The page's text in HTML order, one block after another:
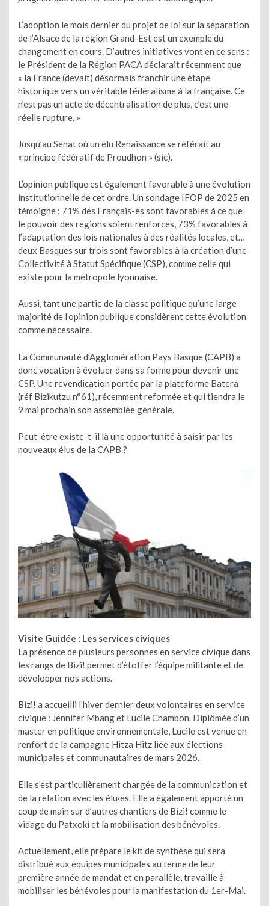
L’adoption le mois dernier du projet de loi sur la séparation
de l’Alsace de la région Grand-Est est un exemple du
changement en cours. D’autres initiatives vont en ce sens :
le Président de la Région PACA déclarait récemment que
« la France (devait) désormais franchir une étape
historique vers un véritable fédéralisme à la française. Ce
n’est pas un acte de décentralisation de plus, c’est une
réelle rupture. »
Jusqu’au Sénat où un élu Renaissance se référait au
« principe fédératif de Proudhon » (sic).
L’opinion publique est également favorable à une évolution
institutionnelle de cet ordre. Un sondage IFOP de 2025 en
témoigne : 71% des Français-es sont favorables à ce que
le pouvoir des régions soient renforcés, 73% favorables à
l’adaptation des lois nationales à des réalités locales, et…
deux Basques sur trois sont favorables à la création d’une
Collectivité à Statut Spécifique (CSP), comme celle qui
existe pour la métropole lyonnaise.
Aussi, tant une partie de la classe politique qu’une large
majorité de l’opinion publique considèrent cette évolution
comme nécessaire.
La Communauté d’Agglomération Pays Basque (CAPB) a
donc vocation à évoluer dans sa forme pour devenir une
CSP. Une revendication portée par la plateforme Batera
(réf Bizikutzu n°61), récemment reformée et qui tiendra le
9 mai prochain son assemblée générale.
Peut-être existe-t-il là une opportunité à saisir par les
nouveaux élus de la CAPB ?
Visite Guidée : Les services civiques
La présence de plusieurs personnes en service civique dans
les rangs de Bizi! permet d’étoffer l’équipe militante et de
développer nos actions.
Bizi! a accueilli l’hiver dernier deux volontaires en service
civique : Jennifer Mbang et Lucile Chambon. Diplômée d’un
master en politique environnementale, Lucile est venue en
renfort de la campagne Hitza Hitz liée aux élections
municipales et communautaires de mars 2026.
Elle s’est particulièrement chargée de la communication et
de la relation avec les élu·es. Elle a également apporté un
coup de main sur d’autres chantiers de Bizi! comme le
vidage du Patxoki et la mobilisation des bénévoles.
Actuellement, elle prépare le kit de synthèse qui sera
distribué aux équipes municipales au terme de leur
première année de mandat et en parallèle, travaille à
mobiliser les bénévoles pour la manifestation du 1er-Mai.